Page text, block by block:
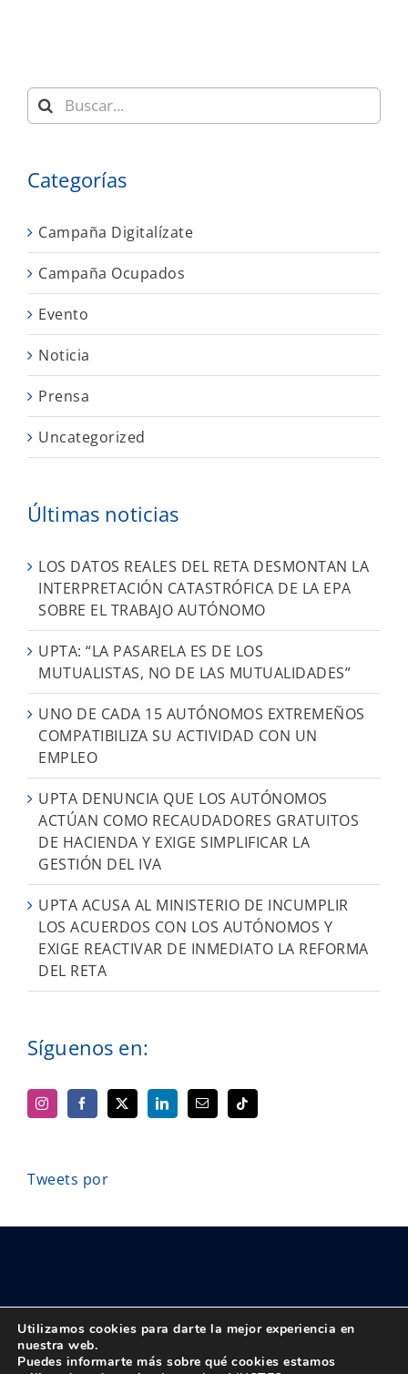
Buscar:
Categorías
Campaña Digitalízate
Campaña Ocupados
Evento
Noticia
Prensa
Uncategorized
Últimas noticias
LOS DATOS REALES DEL RETA DESMONTAN LA
INTERPRETACIÓN CATASTRÓFICA DE LA EPA
SOBRE EL TRABAJO AUTÓNOMO
UPTA: “LA PASARELA ES DE LOS
MUTUALISTAS, NO DE LAS MUTUALIDADES”
UNO DE CADA 15 AUTÓNOMOS EXTREMEÑOS
COMPATIBILIZA SU ACTIVIDAD CON UN
EMPLEO
UPTA DENUNCIA QUE LOS AUTÓNOMOS
ACTÚAN COMO RECAUDADORES GRATUITOS
DE HACIENDA Y EXIGE SIMPLIFICAR LA
GESTIÓN DEL IVA
UPTA ACUSA AL MINISTERIO DE INCUMPLIR
LOS ACUERDOS CON LOS AUTÓNOMOS Y
EXIGE REACTIVAR DE INMEDIATO LA REFORMA
DEL RETA
Síguenos en:
Tweets por
© Copyright 2018 - 2026 UPTA | Todos los derechos reservados
Utilizamos cookies para darte la mejor experiencia en
nuestra web.
Puedes informarte más sobre qué cookies estamos